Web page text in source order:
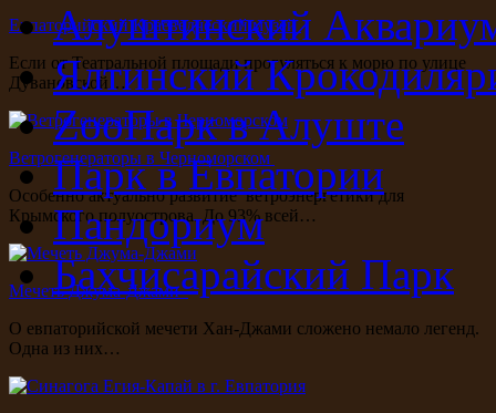
Евпаторийский Краеведческий музей
Если от Театральной площади прогуляться к морю по улице
Дувановской…
Ветрогенераторы в Черноморском
Особенно актуально развитие ветроэнергетики для
Крымского полуострова. До 93% всей…
Мечеть Джума-Джами
О евпаторийской мечети Хан-Джами сложено немало легенд.
Одна из них…
Алуштинский
Ялтинский
ZooПарк в Алуште
Парк в Евпатории
Пандориум
Бахчисарайский Парк